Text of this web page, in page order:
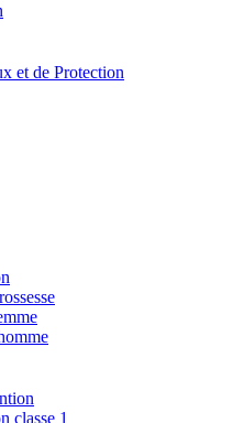
et de Protection
classe 1